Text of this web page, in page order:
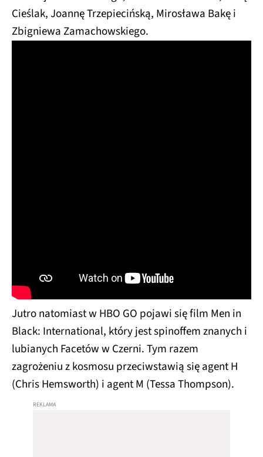
Cieślak, Joannę Trzepiecińską, Mirosława Bakę i
Zbigniewa Zamachowskiego.
Jutro natomiast w HBO GO pojawi się film Men in
Black: International, który jest spinoffem znanych i
lubianych Facetów w Czerni. Tym razem
zagrożeniu z kosmosu przeciwstawią się agent H
(Chris Hemsworth) i agent M (Tessa Thompson).